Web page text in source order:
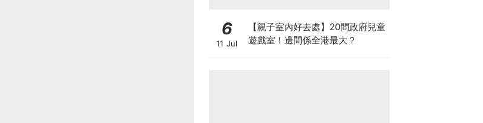
6
11 Jul
【親子室內好去處】20間政府兒童
遊戲室！邊間係全港最大？